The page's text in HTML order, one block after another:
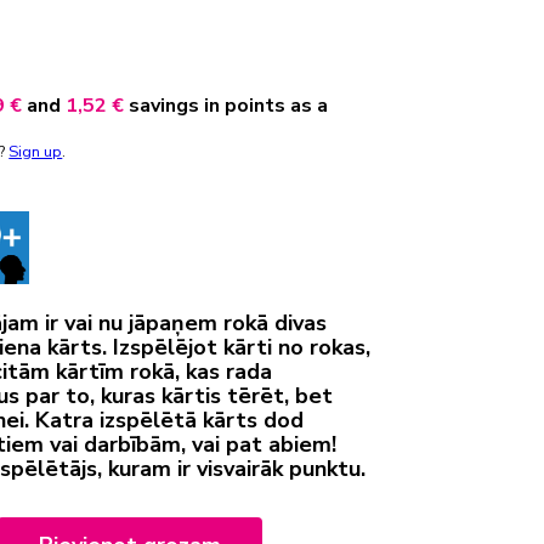
€ and 1,52 € savings in points as a
Sign up.
ir vai nu jāpaņem rokā divas
kārts. Izspēlējot kārti no rokas,
kārtīm rokā, kas rada
par to, kuras kārtis tērēt, bet
Katra izspēlētā kārts dod
vai darbībām, vai pat abiem!
kuram ir visvairāk punktu.